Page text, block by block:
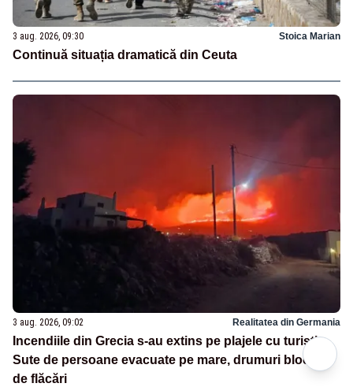
3 aug. 2026, 09:30 Stoica Marian
Continuă situația dramatică din Ceuta
3 aug. 2026, 09:02 Realitatea din Germania
Incendiile din Grecia s-au extins pe plajele cu turiști.
Sute de persoane evacuate pe mare, drumuri blocate
de flăcări